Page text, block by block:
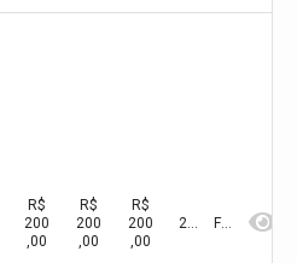
R$
200
,00
R$
200
,00
R$
200
,00
2026 Fevereiro